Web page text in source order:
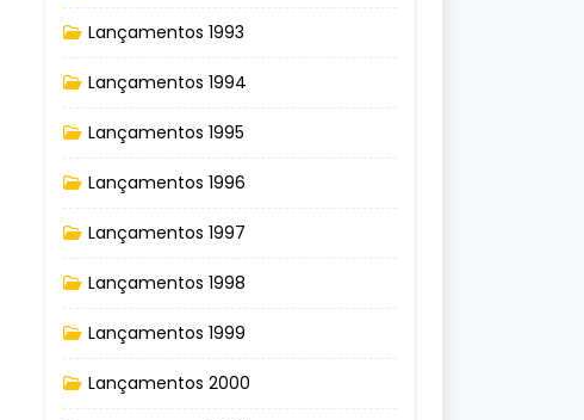
Lançamentos 1993
Lançamentos 1994
Lançamentos 1995
Lançamentos 1996
Lançamentos 1997
Lançamentos 1998
Lançamentos 1999
Lançamentos 2000